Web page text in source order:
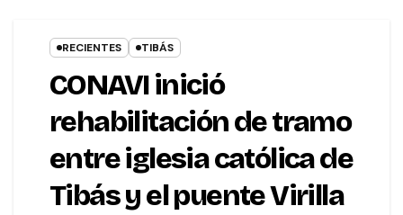
RECIENTES TIBÁS
CONAVI inició
rehabilitación de tramo
entre iglesia católica de
Tibás y el puente Virilla